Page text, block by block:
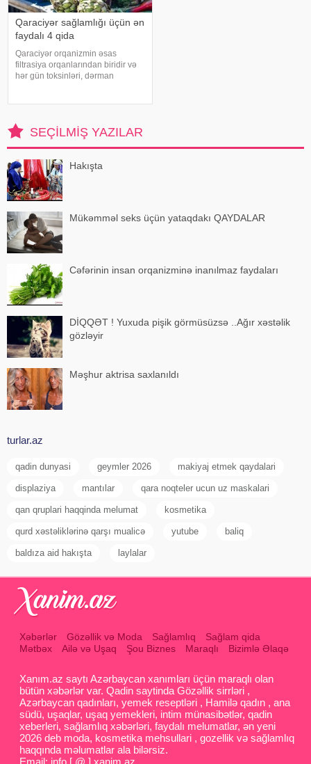
Qaraciyər sağlamlığı üçün ən
faydalı 4 qida
Qaraciyər orqanizmin əsas
filtrasiya orqanlarından biridir və
hər gün toksinləri, dərman
klinikalar
SEÇILMIŞ YAZILAR
Hakışta
Mükəmməl seks üçün yataqdakı QAYDALAR
Cəfərinin insan orqanizminə inanılmaz faydaları
DİQQƏT ! Yuxuda pişik görmüsüzsə ..Ağır xəstəlik
gözləyir
Məşhur aktrisa saxlanıldı
turlar.az
qadin dunyasi geymler 2026 makiyaj etmek qaydalari
displaziya mantılar qara noqteler ucun uz maskalari
qan qruplari haqqinda melumat kosmetika
qurd xəstəliklərinə qarşı mualicə yutube baliq
baldıza aid hakışta laylalar
Xəbərlər Gözəllik və Moda Sağlamlıq
Sağlam qida
Mətbəx
Ailə və Uşaq Şou Biznes Maraqlı Bizimlə Əlaqə
Xanım.az saytı Azərbaycan xanımları üçün maraqlı olan
bütün xəbərlər var. Qadin saytinda Gözəllik sirrləri ,
Azərbaycan qadınları, yemek reseptləri , Hamilə qadın , ana
südü, uşaqlar, uşaq yemekleri, intim münasibətlər, qadin
xeberleri, sağlamlıq xəbərləri, faydalı melumatlar, ən yeni
2026 deb moda, kosmetika mehsullari , gozellik və sağlamlıq
haqqında məlumatlar ala bilərsiz.
Email: info [ @ ] xanim.az